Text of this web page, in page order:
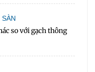
so với gạch thông